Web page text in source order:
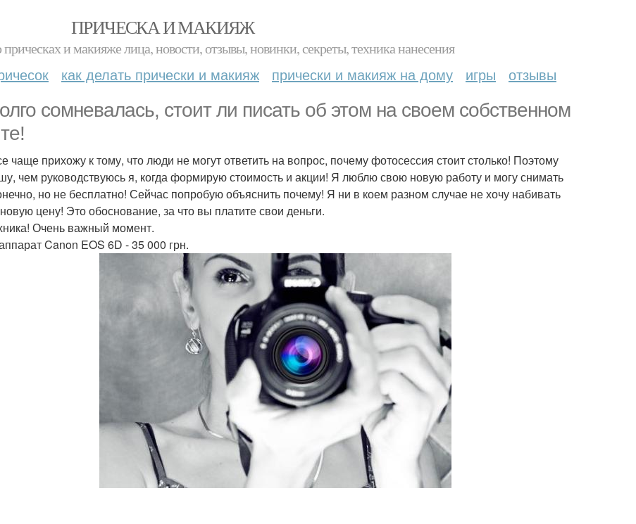
ПРИЧЕСКА И МАКИЯЖ
и макияже лица, новости, отзывы, новинки, секреты, техника нанесения
как делать прически и макияж прически и макияж на дому игры отзывы
сомневалась, стоит ли писать об этом на своем собственном
чаще прихожу к тому, что люди не могут ответить на вопрос, почему фотосессия стоит столько! Поэтому
чем руководствуюсь я, когда формирую стоимость и акции! Я люблю свою новую работу и могу снимать
но не бесплатно! Сейчас попробую объяснить почему! Я ни в коем разном случае не хочу набивать
цену! Это обоснование, за что вы платите свои деньги.
Очень важный момент.
Canon EOS 6D - 35 000 грн.